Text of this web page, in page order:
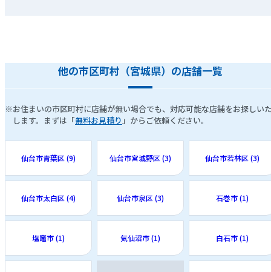
他の市区町村（宮城県）の店舗一覧
※お住まいの市区町村に店舗が無い場合でも、対応可能な店舗をお探しい
します。まずは「無料お見積り 」からご依頼ください。
仙台市青葉区 (9) 仙台市宮城野区 (3) 仙台市若林区 (3)
仙台市太白区 (4) 仙台市泉区 (3) 石巻市 (1)
塩竈市 (1) 気仙沼市 (1) 白石市 (1)